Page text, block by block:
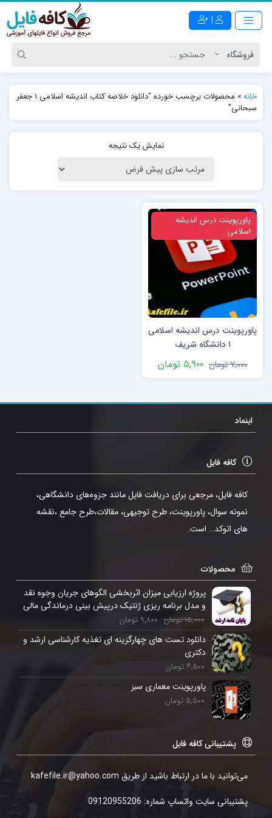
|
خانه»
محصولات برچسب خورده “دانلود خلاصه کتاب اندیشه اسلامی 1 جعفر
سبحانی”
نمایش یک نتیجه
ویژه
پاورپوینت درس اندیشه
اسلامی
پاورپوینت درس اندیشه اسلامی
۱ دانشگاه شریف
۷,۰۰۰تومان ۵,۹۰۰ تومان
اینماد
کافه فایل
کافه فایل، مرجعی برای دریافت فایل مانند جزوه‌های دانشگاهی،
نمونه سوال، پاورپوینت، طرح توجیهی، مقالات،طرح جامع ،نقشه
های اتوکد… است.
محصولات
پروژه ارزیابی میزان اثربخشی الگوهای جریان وجوه نقد
و مدل برنامه ریزی ژنتیک درپیش بینی درماندگی مالی
۱۵,۰۰۰تومان ۹,۸۰۰ تومان
دانلود تست های چهارگزینه ای تغذیه کارشناسی ارشد و
دکتری
۴,۵۰۰ تومان
پاورپوینت معماری سبز
۵,۵۰۰ تومان
پشتیبانی کافه فایل
می‌توانید با ما در ارتباط باشید از طریق kafefile.ir@yahoo.com
پشتیبانی سایت واتساپ شماره: 09120955206